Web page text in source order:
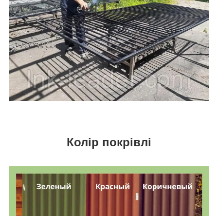
Колір покрівлі